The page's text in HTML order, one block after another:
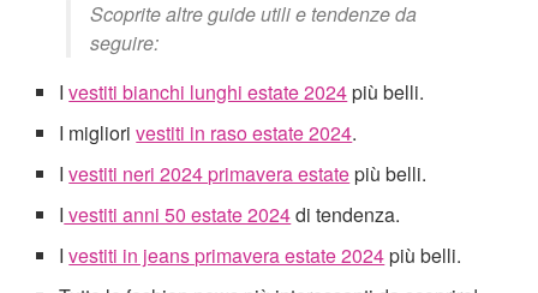
Scoprite altre guide utili e tendenze da
seguire:
Ivestiti bianchi lunghi estate 2024più belli.
I migliorivestiti in raso estate 2024.
Ivestiti neri 2024 primavera estatepiù belli.
I vestiti anni 50 estate 2024di tendenza.
Ivestiti in jeans primavera estate 2024più belli.